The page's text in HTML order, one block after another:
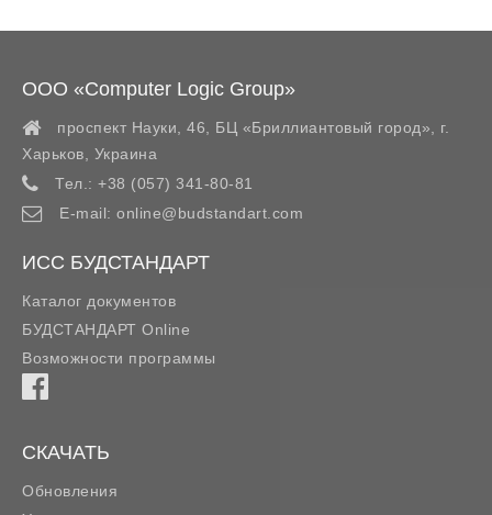
ООО «Computer Logic Group»
проспект Науки, 46, БЦ «Бриллиантовый город»,
г.
Харьков
Украина
Тел.: +38 (057) 341-80-81
E-mail: online@budstandart.com
ИСС БУДСТАНДАРТ
Каталог документов
БУДСТАНДАРТ Online
Возможности программы
СКАЧАТЬ
Обновления